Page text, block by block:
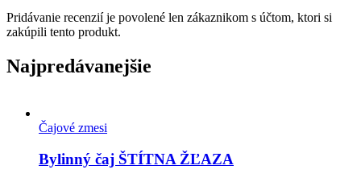
Pridávanie recenzií je povolené len zákaznikom s účtom, ktori si
zakúpili tento produkt.
Najpredávanejšie
Čajové zmesi
Bylinný čaj ŠTÍTNA ŽĽAZA